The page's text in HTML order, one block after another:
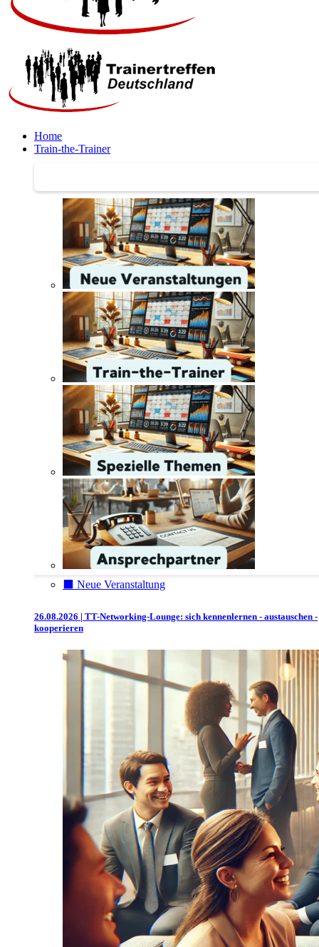
Home
Train-the-Trainer
⬛️ Neue Veranstaltung
26.08.2026 | TT-Networking-Lounge: sich kennenlernen - austauschen -
kooperieren